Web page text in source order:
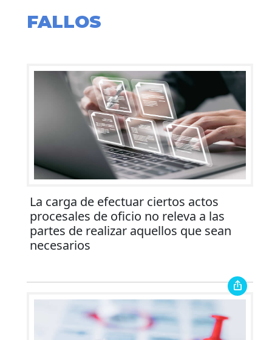
FALLOS
La carga de efectuar ciertos actos
procesales de oficio no releva a las
partes de realizar aquellos que sean
necesarios